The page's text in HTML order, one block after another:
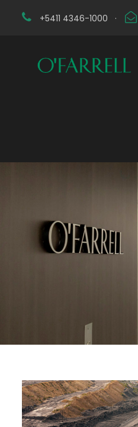
+5411 4346-1000 ·